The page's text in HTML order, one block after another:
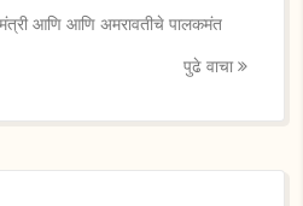
आणि आणि अमरावतीचे पालकमंत
पुढे वाचा